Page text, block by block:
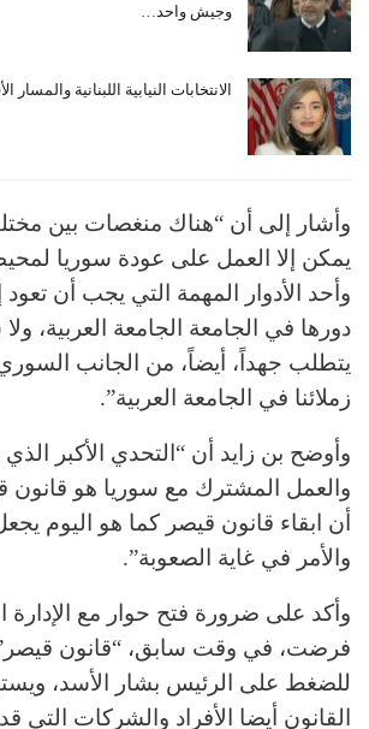
وجيش واحد…
الانتخابات النيابية اللبنانية
وأشار إلى أن “هناك منغصات بين
يمكن إلا العمل على عودة سوريا
وأحد الأدوار المهمة التي يجب أن تعود
دورها في الجامعة الجامعة العربية،
يتطلب جهداً، أيضاً، من الجانب
زملائنا في الجامعة العربية”.
وأوضح بن زايد أن “التحدي الأكبر
والعمل المشترك مع سوريا هو قانون
أن ابقاء قانون قيصر كما هو اليوم
والأمر في غاية الصعوبة”.
وأكد على ضرورة فتح حوار مع الإدارة
فرضت، في وقت سابق، “قانون
للضغط على الرئيس بشار الأسد،
القانون أيضا الأفراد والشركات التي